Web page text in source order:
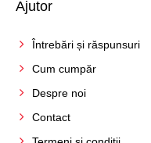
Ajutor
Întrebări și răspunsuri
Cum cumpăr
Despre noi
Contact